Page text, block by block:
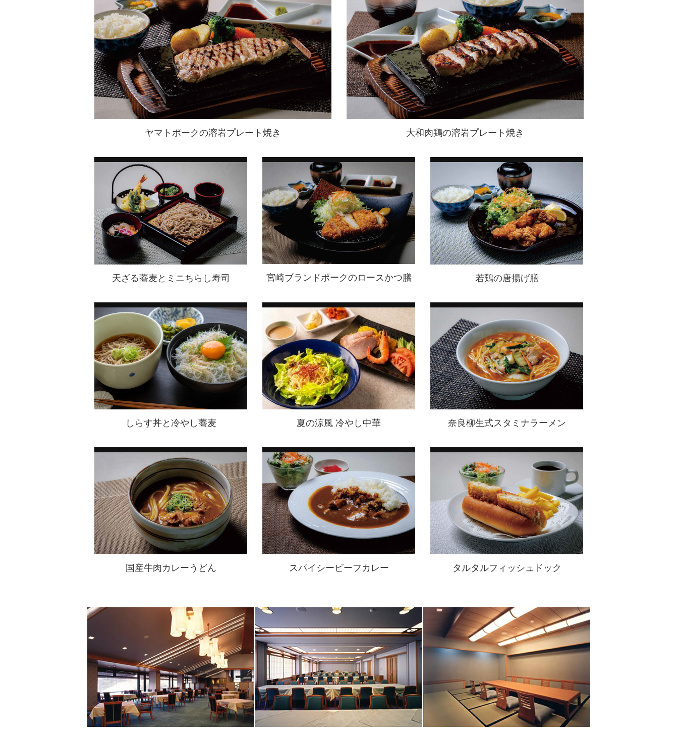
ヤマトポークの溶岩プレート焼き 大和肉鶏の溶岩プレート焼き
天ざる蕎麦とミニちらし寿司 宮崎ブランドポークのロースかつ膳 若鶏の唐揚げ膳
しらす丼と冷やし蕎麦 夏の涼風 冷やし中華 奈良柳生式スタミナラーメン
国産牛肉カレーうどん スパイシービーフカレー タルタルフィッシュドック